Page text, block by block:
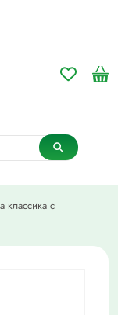
классика с